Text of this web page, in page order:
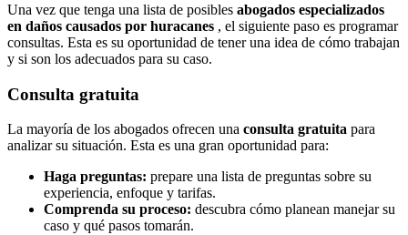
Una vez que tenga una lista de posibles abogados especializados
en daños causados ​​por huracanes , el siguiente paso es programar
consultas. Esta es su oportunidad de tener una idea de cómo trabajan
y si son los adecuados para su caso.
Consulta gratuita
La mayoría de los abogados ofrecen una consulta gratuita para
analizar su situación. Esta es una gran oportunidad para:
Haga preguntas: prepare una lista de preguntas sobre su
experiencia, enfoque y tarifas.
Comprenda su proceso: descubra cómo planean manejar su
caso y qué pasos tomarán.